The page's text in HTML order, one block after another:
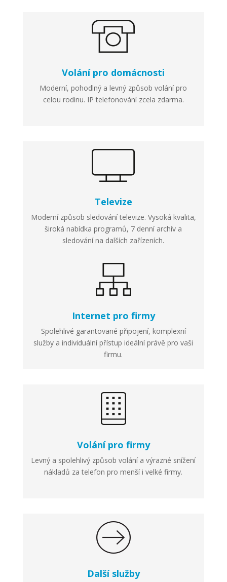
Volání pro domácnosti
Moderní, pohodlný a levný způsob volání pro
celou rodinu. IP telefonování zcela zdarma.
Televize
Moderní způsob sledování televize. Vysoká kvalita,
široká nabídka programů, 7 denní archív a
sledování na dalších zařízeních.
Internet pro firmy
Spolehlivé garantované připojení, komplexní
služby a individuální přístup ideální právě pro vaši
firmu.
Volání pro firmy
Levný a spolehlivý způsob volání a výrazné snížení
nákladů za telefon pro menší i velké firmy.
Další služby